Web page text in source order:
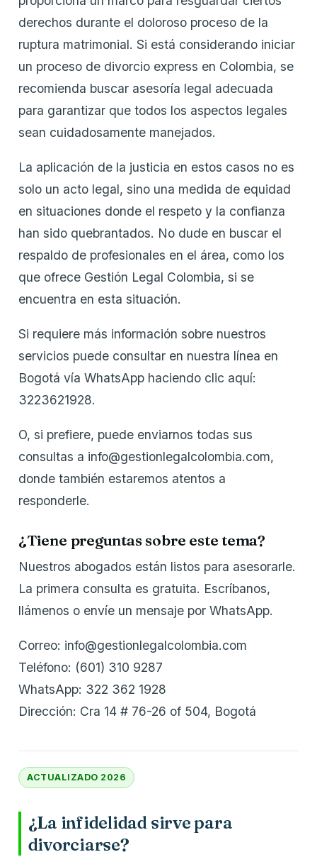
derechos durante el doloroso proceso de la
ruptura matrimonial. Si está considerando iniciar
un proceso de divorcio express en Colombia, se
recomienda buscar asesoría legal adecuada
para garantizar que todos los aspectos legales
sean cuidadosamente manejados.
La aplicación de la justicia en estos casos no es
solo un acto legal, sino una medida de equidad
en situaciones donde el respeto y la confianza
han sido quebrantados. No dude en buscar el
respaldo de profesionales en el área, como los
que ofrece Gestión Legal Colombia, si se
encuentra en esta situación.
Si requiere más información sobre nuestros
servicios puede consultar en nuestra línea en
Bogotá vía WhatsApp haciendo clic aquí:
3223621928.
O, si prefiere, puede enviarnos todas sus
consultas a info@gestionlegalcolombia.com,
donde también estaremos atentos a
responderle.
¿Tiene preguntas sobre este tema?
Nuestros abogados están listos para asesorarle.
La primera consulta es gratuita. Escríbanos,
llámenos o envíe un mensaje por WhatsApp.
Correo: info@gestionlegalcolombia.com
Teléfono: (601) 310 9287
WhatsApp: 322 362 1928
Dirección: Cra 14 # 76-26 of 504, Bogotá
ACTUALIZADO 2026
¿La infidelidad sirve para
divorciarse?